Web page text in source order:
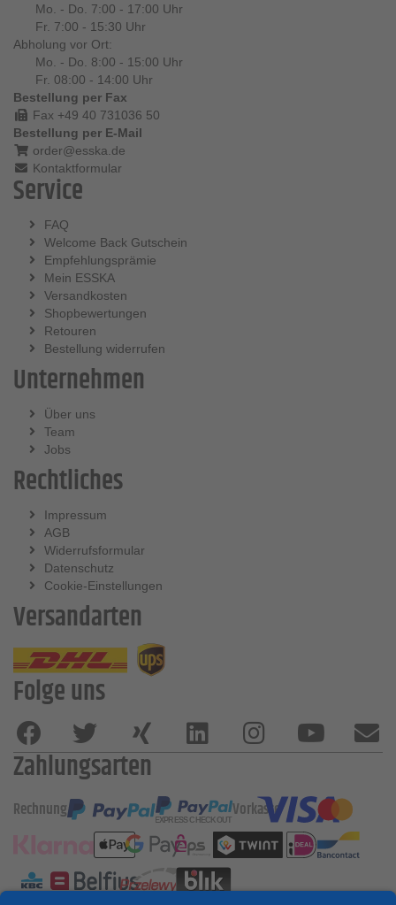
Mo. - Do. 7:00 - 17:00 Uhr
Fr. 7:00 - 15:30 Uhr
Abholung vor Ort:
Mo. - Do. 8:00 - 15:00 Uhr
Fr. 08:00 - 14:00 Uhr
Bestellung per Fax
Fax +49 40 731036 50
Bestellung per E-Mail
order@esska.de
Kontaktformular
Service
FAQ
Welcome Back Gutschein
Empfehlungsprämie
Mein ESSKA
Versandkosten
Shopbewertungen
Retouren
Bestellung widerrufen
Unternehmen
Über uns
Team
Jobs
Rechtliches
Impressum
AGB
Widerrufsformular
Datenschutz
Cookie-Einstellungen
Versandarten
Folge uns
Zahlungsarten
Rechnung Vorkasse